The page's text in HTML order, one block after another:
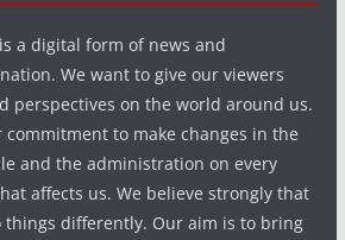
a digital form of news and
We want to give our viewers
perspectives on the world around us.
to make changes in the
and the administration on every
affects us. We believe strongly that
things differently. Our aim is to bring